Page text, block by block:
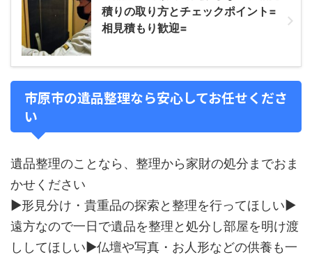
積りの取り方とチェックポイント=
相見積もり歓迎=
市原市の遺品整理なら安心してお任せくださ
い
遺品整理のことなら、整理から家財の処分までおま
かせください
▶形見分け・貴重品の探索と整理を行ってほしい▶
遠方なので一日で遺品を整理と処分し部屋を明け渡
ししてほしい▶仏壇や写真・お人形などの供養も一